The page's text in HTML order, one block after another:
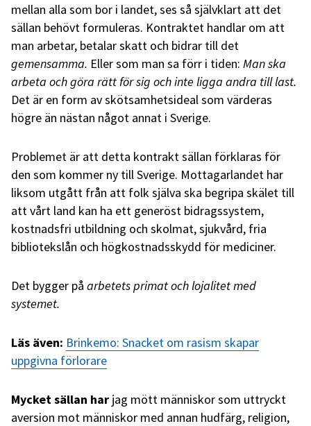
mellan alla som bor i landet, ses så självklart att det
sällan behövt formuleras. Kontraktet handlar om att
man arbetar, betalar skatt och bidrar till det
gemensamma. Eller som man sa förr i tiden: Man ska
arbeta och göra rätt för sig och inte ligga andra till last.
Det är en form av skötsamhetsideal som värderas
högre än nästan något annat i Sverige.
Problemet är att detta kontrakt sällan förklaras för
den som kommer ny till Sverige. Mottagarlandet har
liksom utgått från att folk själva ska begripa skälet till
att vårt land kan ha ett generöst bidragssystem,
kostnadsfri utbildning och skolmat, sjukvård, fria
bibliotekslån och högkostnadsskydd för mediciner.
Det bygger på arbetets primat och lojalitet med
systemet.
Läs även: Brinkemo: Snacket om rasism skapar
uppgivna förlorare
Mycket sällan har jag mött människor som uttryckt
aversion mot människor med annan hudfärg, religion,